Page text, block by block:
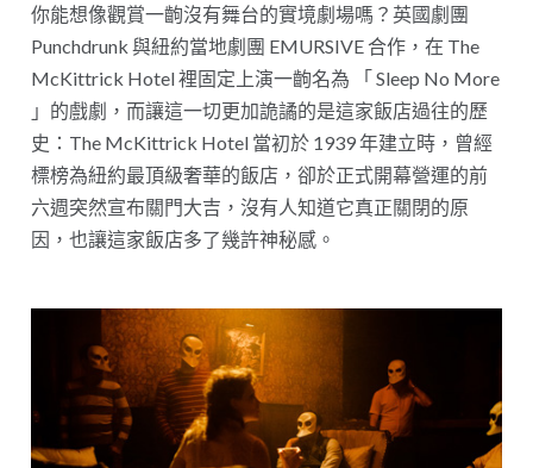
你能想像觀賞一齣沒有舞台的實境劇場嗎？英國劇團
Punchdrunk 與紐約當地劇團 EMURSIVE 合作，在 The
McKittrick Hotel 裡固定上演一齣名為 「 Sleep No More
」的戲劇，而讓這一切更加詭譎的是這家飯店過往的歷
史：The McKittrick Hotel 當初於 1939 年建立時，曾經
標榜為紐約最頂級奢華的飯店，卻於正式開幕營運的前
六週突然宣布關門大吉，沒有人知道它真正關閉的原
因，也讓這家飯店多了幾許神秘感。